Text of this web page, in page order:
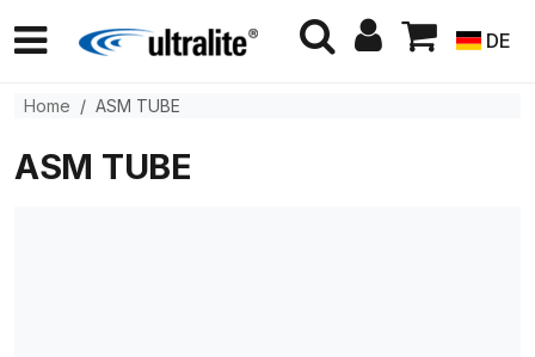
DE
Home ASM TUBE
ASM TUBE